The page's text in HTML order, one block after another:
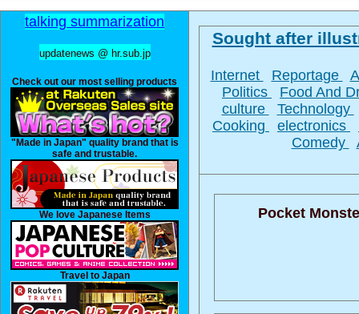
talking summarization
updatenews @ hr.sub.jp
Check out our most selling products
"Made in Japan" quality brand that is
safe and trustable.
We love Japanese Items
Travel to Japan
Sought after
Internet Reportage
Politics
Food And
culture
Technology
Cooking
electronics
Comedy
Pocket